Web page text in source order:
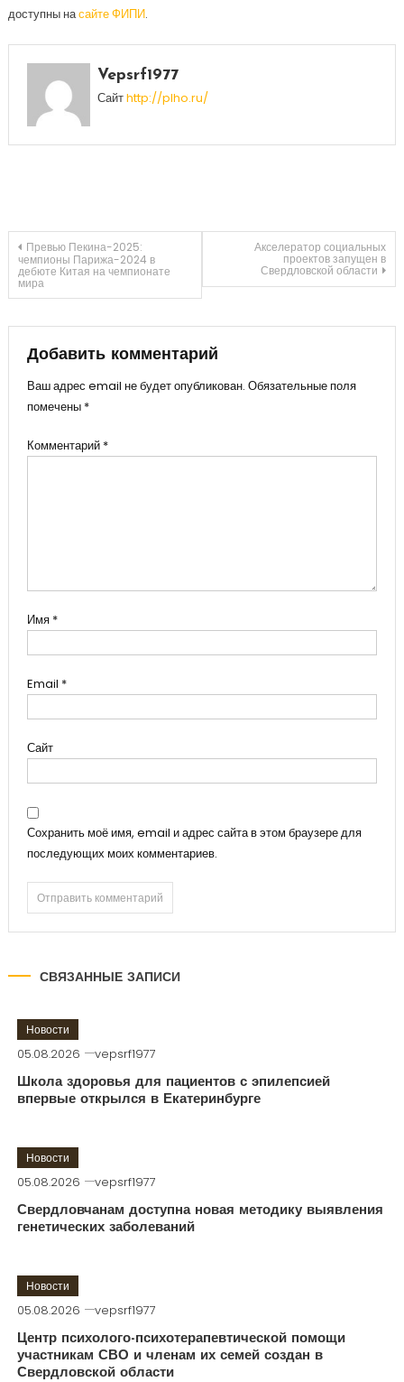
доступны насайте ФИПИ.
Vepsrf1977
Сайтhttp://plho.ru/
Навигация
по
записям
Превью Пекина-2025:
чемпионы Парижа-2024 в
дебюте Китая на чемпионате
мира
Акселератор социальных
проектов запущен в
Свердловской области
Добавить комментарий
Ваш адрес email не будет опубликован. Обязательные поля
помечены *
Комментарий *
Имя *
Email *
Сайт
Сохранить моё имя, email и адрес сайта в этом браузере для
последующих моих комментариев.
СВЯЗАННЫЕ ЗАПИСИ
Новости
05.08.2026 vepsrf1977
Школа здоровья для пациентов с эпилепсией
впервые открылся в Екатеринбурге
Новости
05.08.2026 vepsrf1977
Свердловчанам доступна новая методику выявления
генетических заболеваний
Новости
05.08.2026 vepsrf1977
Центр психолого-психотерапевтической помощи
участникам СВО и членам их семей создан в
Свердловской области